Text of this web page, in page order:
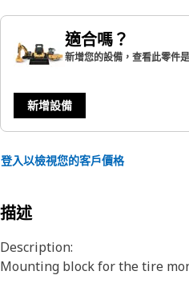
適合嗎？
新增您的設備，查看此零件
新增設備
登入以檢視您的客戶價格
描述
Description:
Mounting block for the tire